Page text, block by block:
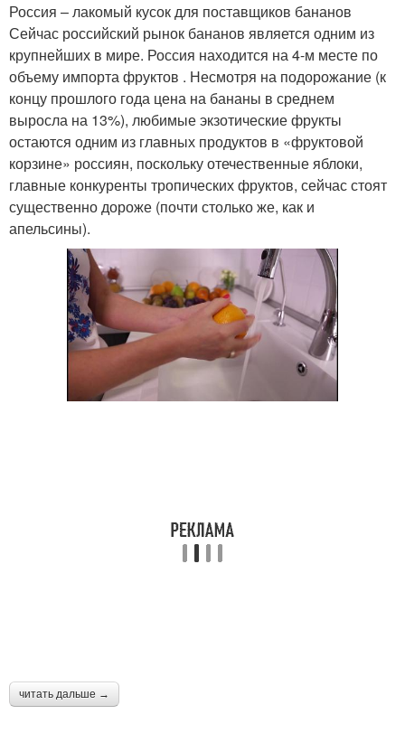
Россия – лакомый кусок для поставщиков бананов
Сейчас российский рынок бананов является одним из
крупнейших в мире. Россия находится на 4-м месте по
объему импорта фруктов . Несмотря на подорожание (к
концу прошлого года цена на бананы в среднем
выросла на 13%), любимые экзотические фрукты
остаются одним из главных продуктов в «фруктовой
корзине» россиян, поскольку отечественные яблоки,
главные конкуренты тропических фруктов, сейчас стоят
существенно дороже (почти столько же, как и
апельсины).
читать дальше →